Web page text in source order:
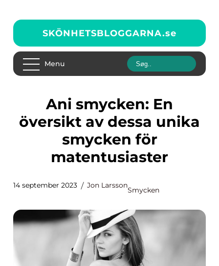
SKÖNHETSBLOGGARNA.se
Menu
Ani smycken: En
översikt av dessa unika
smycken för
matentusiaster
14 september 2023 Jon Larsson
Smycken